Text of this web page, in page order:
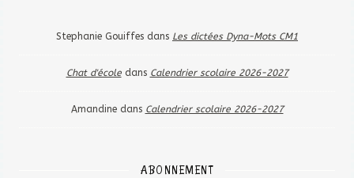
Stephanie Gouiffes dans Les dictées Dyna-Mots CM1
Chat d'écoledans Calendrier scolaire 2026-2027
Amandinedans Calendrier scolaire 2026-2027
ABONNEMENT